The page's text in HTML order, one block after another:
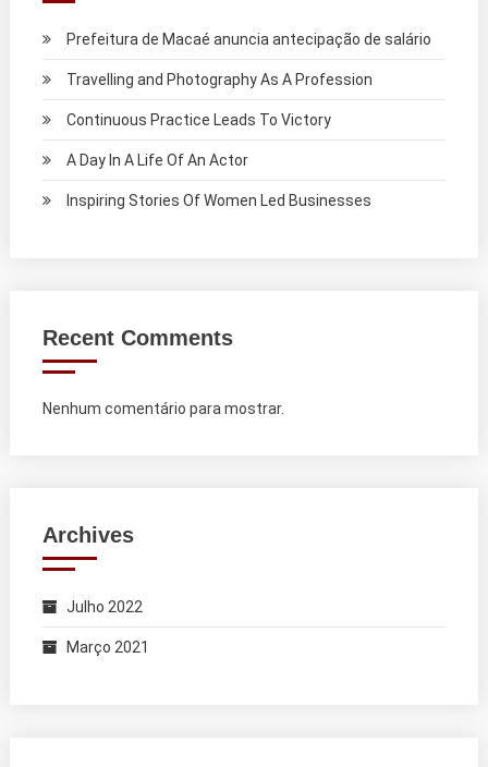
Prefeitura de Macaé anuncia antecipação de salário
Travelling and Photography As A Profession
Continuous Practice Leads To Victory
A Day In A Life Of An Actor
Inspiring Stories Of Women Led Businesses
Recent Comments
Nenhum comentário para mostrar.
Archives
Julho 2022
Março 2021